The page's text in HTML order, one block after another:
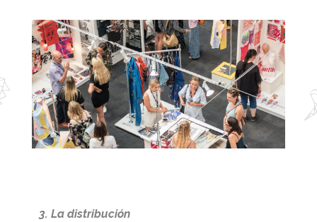
3. La distribución